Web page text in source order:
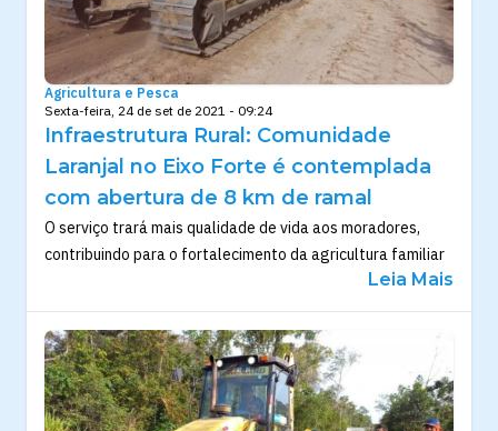
Agricultura e Pesca
Sexta-feira, 24 de set de 2021 - 09:24
Infraestrutura Rural: Comunidade
Laranjal no Eixo Forte é contemplada
com abertura de 8 km de ramal
O serviço trará mais qualidade de vida aos moradores,
contribuindo para o fortalecimento da agricultura familiar
Leia Mais